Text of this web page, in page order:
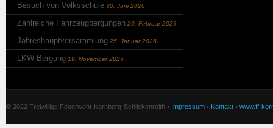
Besuch von Volksschule 30. Juni 2026
Zahlreiche Fahrzeugbergungen 20. Februar 2026
Jahreshauptversammlung 25. Januar 2026
LKW Bergung 19. November 2025
© 2022 Freiwillige Feuerwehr Kornberg-Schlickenreith • Impressum • Kontakt • www.ff-